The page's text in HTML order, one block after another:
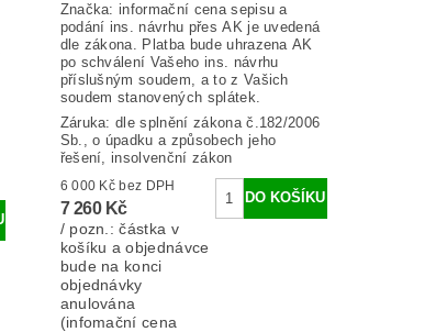
Značka:informační cena sepisu a
podání ins. návrhu přes AK je uvedená
dle zákona. Platba bude uhrazena AK
po schválení Vašeho ins. návrhu
příslušným soudem, a to z Vašich
soudem stanovených splátek.
Záruka: dle splnění zákona č.182/2006
Sb., o úpadku a způsobech jeho
řešení, insolvenční zákon
6 000 Kč bez DPH
7 260 Kč
/ pozn.: částka v
košíku a objednávce
bude na konci
objednávky
anulována
(infomační cena